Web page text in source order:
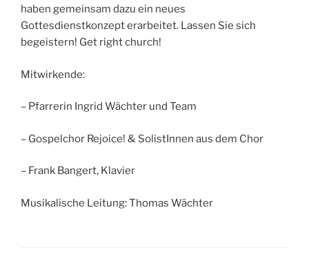
haben gemeinsam dazu ein neues
Gottesdienstkonzept erarbeitet. Lassen Sie sich
begeistern! Get right church!
Mitwirkende:
– Pfarrerin Ingrid Wächter und Team
– Gospelchor Rejoice! & SolistInnen aus dem Chor
– Frank Bangert, Klavier
Musikalische Leitung: Thomas Wächter